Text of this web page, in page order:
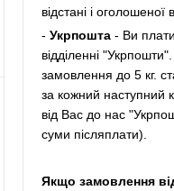
відстані і оголошеної
- Укрпошта- Ви
відділенні
замовлення до 5 кг.
за кожний наступний
від Вас до нас
суми післяплати).
Якщо замовлення